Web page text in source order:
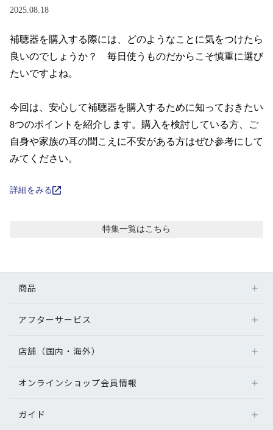
グッズ・小物
ブランド一覧
コンテンツを探す
スタッフコンテンツ
スタッフコンテンツ一覧
目のまめちしき
2025.08.18
補聴器を購入する際には、どのようなことに気をつけたら
良いのでしょうか？　毎日使うものだからこそ慎重に選び
たいですよね。
今回は、安心して補聴器を購入するために知っておきたい
8つのポイントを紹介します。購入を検討している方、ご
自身や家族の耳の聞こえに不安がある方はぜひ参考にして
みてください。
詳細をみる
特集一覧はこちら
商品
メガネ
サングラス
補聴器
グッズ・小物
アフターサービス
アフターサービス
メガネの不具合、修理について
補聴器に関するアフターサービス
店舗（国内・海外）
店舗検索
オンラインショップ会員情報
ログイン
ガイド